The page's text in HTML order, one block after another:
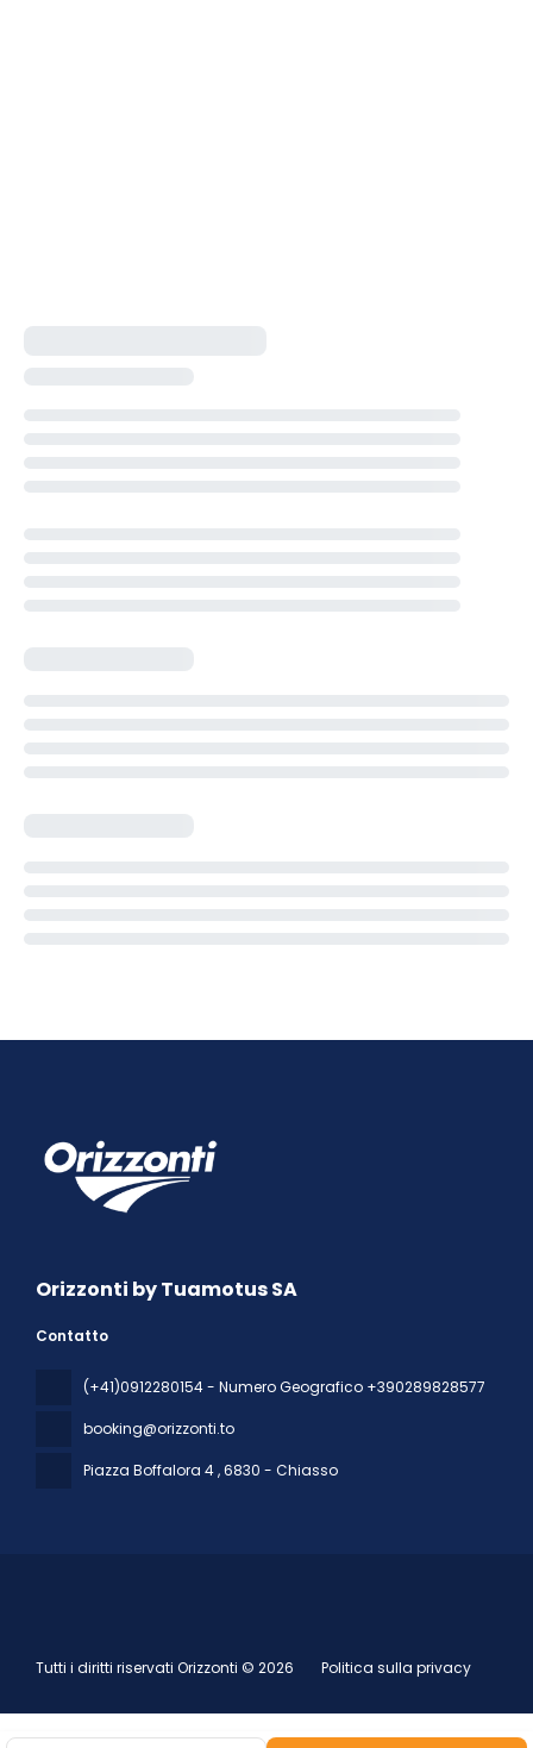
Orizzonti by Tuamotus SA
Contatto
(+41)0912280154 - Numero Geografico +390289828577
booking@orizzonti.to
Piazza Boffalora 4, 6830 - Chiasso
Tutti i diritti riservati Orizzonti © 2026 Politica sulla privacy